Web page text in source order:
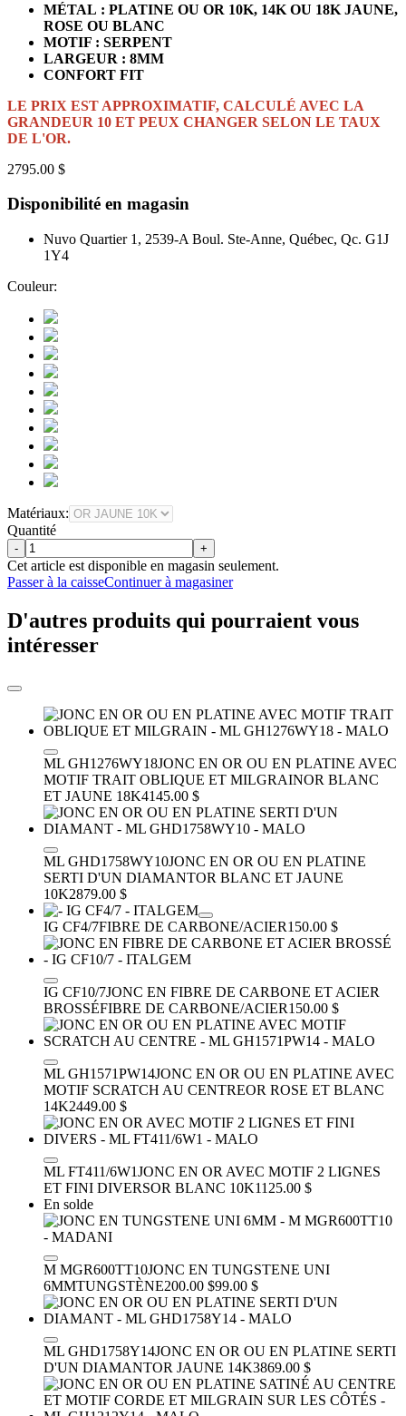
MÉTAL : PLATINE OU OR 10K, 14K OU 18K JAUNE,
ROSE OU BLANC
MOTIF : SERPENT
LARGEUR : 8MM
CONFORT FIT
LE PRIX EST APPROXIMATIF, CALCULÉ AVEC LA
GRANDEUR 10 ET PEUX CHANGER SELON LE TAUX
DE L'OR.
2795.00 $
Disponibilité en magasin
Nuvo Quartier 1, 2539-A Boul. Ste-Anne, Québec, Qc. G1J
1Y4
Couleur:
Matériaux:
Quantité
- +
Cet article est disponible en magasin seulement.
Passer à la caisseContinuer à magasiner
D'autres produits qui pourraient vous
intéresser
ML GH1276WY18JONC EN OR OU EN PLATINE AVEC
MOTIF TRAIT OBLIQUE ET MILGRAINOR BLANC
ET JAUNE 18K4145.00 $
ML GHD1758WY10JONC EN OR OU EN PLATINE
SERTI D'UN DIAMANTOR BLANC ET JAUNE
10K2879.00 $
IG CF4/7FIBRE DE CARBONE/ACIER150.00 $
IG CF10/7JONC EN FIBRE DE CARBONE ET ACIER
BROSSÉFIBRE DE CARBONE/ACIER150.00 $
ML GH1571PW14JONC EN OR OU EN PLATINE AVEC
MOTIF SCRATCH AU CENTREOR ROSE ET BLANC
14K2449.00 $
ML FT411/6W1JONC EN OR AVEC MOTIF 2 LIGNES
ET FINI DIVERSOR BLANC 10K1125.00 $
En solde
M MGR600TT10JONC EN TUNGSTENE UNI
6MMTUNGSTÈNE200.00 $99.00 $
ML GHD1758Y14JONC EN OR OU EN PLATINE SERTI
D'UN DIAMANTOR JAUNE 14K3869.00 $